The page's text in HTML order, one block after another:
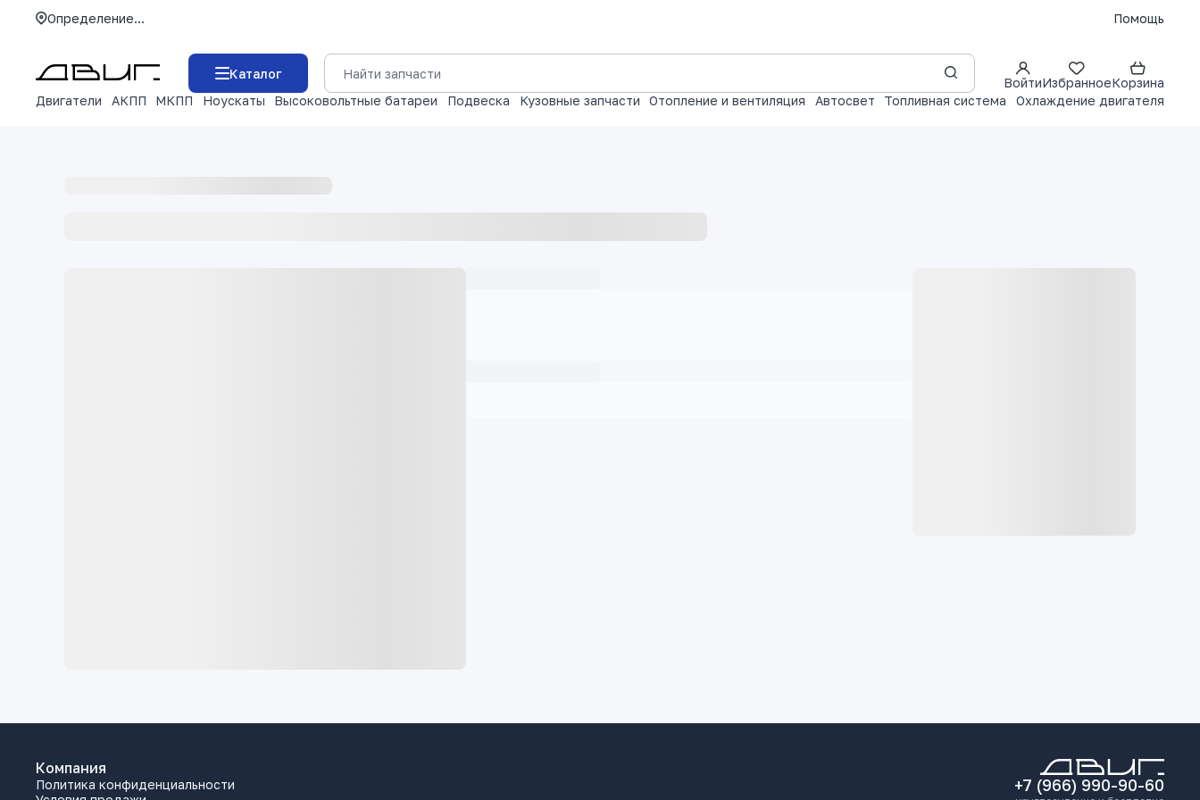
Определение... Помощь
Каталог
ВойтиИзбранноеКорзина
Двигатели
АКПП МКПП Ноускаты Высоковольтные батареи Подвеска Кузовные запчасти Отопление и вентиляция Автосвет Топливная система Охлаждение двигателя
Компания
Политика конфиденциальности
+7 (966) 990-90-60